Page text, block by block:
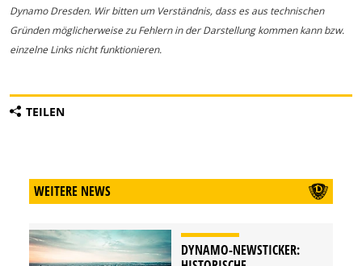
Dynamo Dresden. Wir bitten um Verständnis, dass es aus technischen
Gründen möglicherweise zu Fehlern in der Darstellung kommen kann bzw.
einzelne Links nicht funktionieren.
TEILEN
WEITERE NEWS
DYNAMO-NEWSTICKER: